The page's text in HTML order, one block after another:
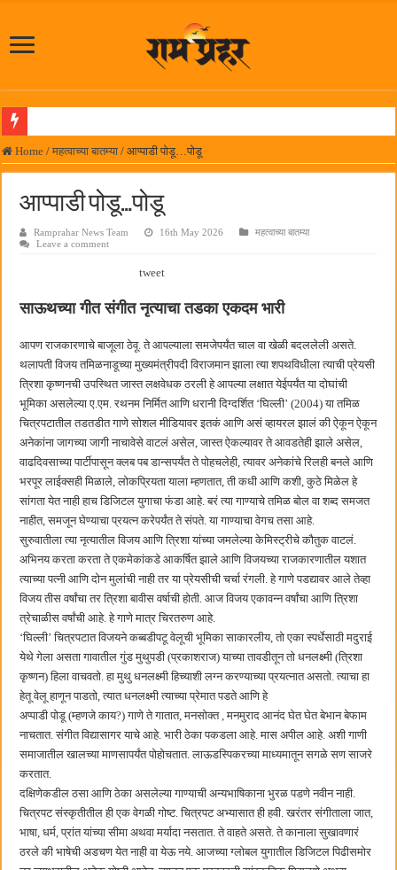
पनवेलमध्ये महारोजगार मेळाव्यास उत्स्फूर्त प्रतिसाद
आमदार प्रशांत ठाकूर यांच्या उपस्थितीत विद्यार्थ्यांना रेनकोट, शिक्षकांना छत्री वाटप
लोकनेते रामशेठ ठाकूर समाजसेवेतील हिरा -आमदार रविशेठ पाटील
सर्वात मोठ्या दिवाळी अंक स्पर्धेचा निकाल जाहीर
जनार्दन भगत शिक्षण प्रसारक संस्थेच्या मुख्य प्रशासकीय कार्यालयासह भव्य मूट कोर्टचे बुधवारी
पालेखुर्द येथील जि.प. शाळेच्या नूतन इमारतीचे लोकनेते रामशेठ ठाकूर यांच्या उद्घाटन
हर घर तिरंगा अभियानासंदर्भात पनवेलमध्ये बैठक
Home / महत्वाच्या बातम्या / आप्पाडी पोडू…पोडू
आप्पाडी पोडू…पोडू
Ramprahar News Team 16th May 2026
महत्वाच्या बातम्या
Leave a comment
tweet
साऊथच्या गीत संगीत नृत्याचा तडका एकदम भारी
आपण राजकारणाचे बाजूला ठेवू. ते आपल्याला समजेपर्यंत चाल वा खेळी बदललेली असते.
थलापती विजय तमिळनाडूच्या मुख्यमंत्रीपदी विराजमान झाला त्या शपथविधीला त्याची प्रेयसी
त्रिशा कृष्णनची उपस्थित जास्त लक्षवेधक ठरली हे आपल्या लक्षात येईपर्यंत या दोघांची
भूमिका असलेल्या ए.एम. रथनम निर्मित आणि धरानी दिग्दर्शित ‘घिल्ली’ (2004) या तमिळ
चित्रपटातील तडतडीत गाणे सोशल मीडियावर इतकं आणि असं व्हायरल झालं की ऐकून ऐकून
अनेकांना जागच्या जागी नाचावेसे वाटलं असेल, जास्त ऐकल्यावर ते आवडतेही झाले असेल,
वाढदिवसाच्या पार्टीपासून क्लब पब डान्सपर्यंत ते पोहचलेही, त्यावर अनेकांचे रिलही बनले आणि
भरपूर लाईक्सही मिळाले, लोकप्रियता याला म्हणतात, ती कधी आणि कशी, कुठे मिळेल हे
सांगता येत नाही हाच डिजिटल युगाचा फंडा आहे. बरं त्या गाण्याचे तमिळ बोल वा शब्द समजत
नाहीत, समजून घेण्याचा प्रयत्न करेपर्यंत ते संपते. या गाण्याचा वेगच तसा आहे.
सुरुवातीला त्या नृत्यातील विजय आणि त्रिशा यांच्या जमलेल्या केमिस्ट्रीचे कौतुक वाटलं.
अभिनय करता करता ते एकमेकांकडे आकर्षित झाले आणि विजयच्या राजकारणातील यशात
त्याच्या पत्नी आणि दोन मुलांची नाही तर या प्रेयसीची चर्चा रंगली. हे गाणे पडद्यावर आले तेव्हा
विजय तीस वर्षांचा तर त्रिशा बावीस वर्षाची होती. आज विजय एकावन्न वर्षांचा आणि त्रिशा
त्रेचाळीस वर्षांची आहे. हे गाणे मात्र चिरतरुण आहे.
‘घिल्ली’ चित्रपटात विजयने कब्बडीपटू वेलूची भूमिका साकारलीय, तो एका स्पर्धेसाठी मदुराई
येथे गेला असता गावातील गुंड मुथुपडी (प्रकाशराज) याच्या तावडीतून तो धनलक्ष्मी (त्रिशा
कृष्णन) हिला वाचवतो. हा मुथु धनलक्ष्मी हिच्याशी लग्न करण्याच्या प्रयत्नात असतो. त्याचा हा
हेतू वेलू हाणून पाडतो, त्यात धनलक्ष्मी त्याच्या प्रेमात पडते आणि हे
अप्पाडी पोडू (म्हणजे काय?) गाणे ते गातात, मनसोक्त , मनमुराद आनंद घेत घेत बेभान बेफाम
नाचतात. संगीत विद्यासागर याचे आहे. भारी ठेका पकडला आहे. मास अपील आहे. अशी गाणी
समाजातील खालच्या माणसापर्यंत पोहोचतात. लाऊडस्पिकरच्या माध्यमातून सगळे सण साजरे
करतात.
दक्षिणेकडील ठसा आणि ठेका असलेल्या गाण्याची अन्यभाषिकाना भुरळ पडणे नवीन नाही.
चित्रपट संस्कृतीतील ही एक वेगळी गोष्ट. चित्रपट अभ्यासात ही हवी. खरंतर संगीताला जात,
भाषा, धर्म, प्रांत यांच्या सीमा अथवा मर्यादा नसतात. ते वाहते असते. ते कानाला सुखावणारं
ठरले की भाषेची अडचण येत नाही वा येऊ नये. आजच्या ग्लोबल युगातील डिजिटल पिढीसमोर